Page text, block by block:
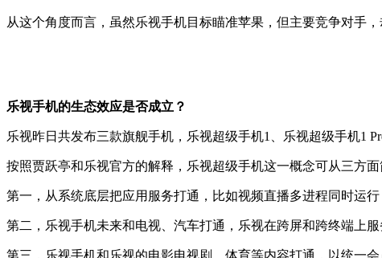
从这个角度而言，虽然乐视手机目标瞄准苹果，但主要竞争对手
乐视手机的生态效应是否成立？
乐视昨日共发布三款旗舰手机，乐视超级手机1、乐视超级手机1
按照贾跃亭和乐视官方的解释，乐视超级手机这一概念可从三方面
第一，从系统底层把应用服务打通，比如视频直播多进程同时运
第二，乐视手机未来和电视、汽车打通，乐视在跨屏和跨终端上服
第三，乐视手机和乐视的电影电视剧、体育等内容打通，以统一